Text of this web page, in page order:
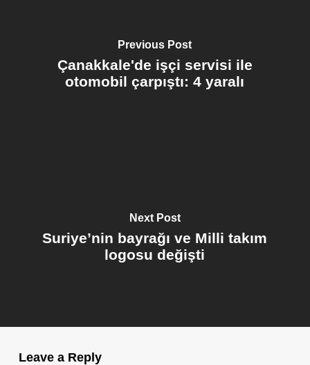
Previous Post
Çanakkale'de işçi servisi ile
otomobil çarpıştı: 4 yaralı
Next Post
Suriye’nin bayrağı ve Milli takım
logosu değişti
Leave a Reply